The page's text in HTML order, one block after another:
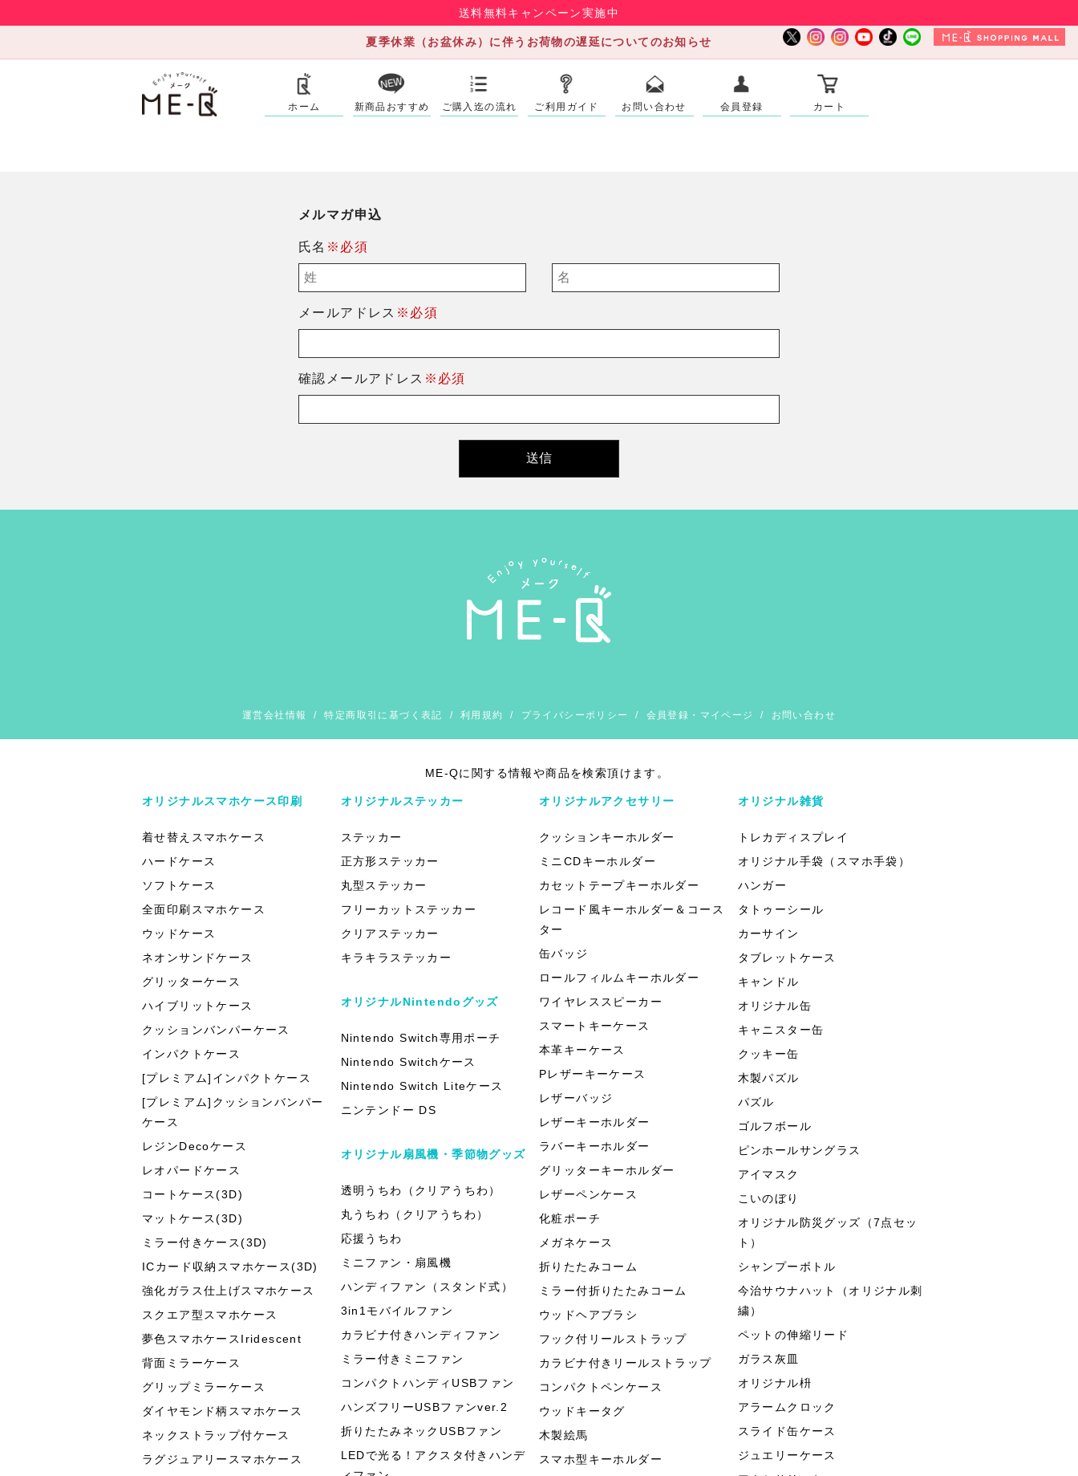
送料無料キャンペーン実施中
夏季休業（お盆休み）に伴うお荷物の遅延についてのお知らせ
ホーム 新商品おすすめ ご購入迄の流れ ご利用ガイド お問い合わせ 会員登録 カート
メルマガ申込
氏名 ※必須
メールアドレス ※必須
確認メールアドレス ※必須
運営会社情報 /特定商取引に基づく表記 / 利用規約 / プライバシーポリシー / 会員登録・マイページ / お問い合わせ
ME-Qに関する情報や商品を検索頂けます。
オリジナルスマホケース印刷
着せ替えスマホケース
ハードケース
ソフトケース
全面印刷スマホケース
ウッドケース
ネオンサンドケース
グリッターケース
ハイブリットケース
クッションバンパーケース
インパクトケース
[プレミアム]インパクトケース
[プレミアム]クッションバンパー
ケース
レジンDecoケース
レオパードケース
コートケース(3D)
マットケース(3D)
ミラー付きケース(3D)
ICカード収納スマホケース(3D)
強化ガラス仕上げスマホケース
スクエア型スマホケース
夢色スマホケースIridescent
背面ミラーケース
グリップミラーケース
ダイヤモンド柄スマホケース
ネックストラップ付ケース
ラグジュアリースマホケース
オリジナルステッカー
ステッカー
正方形ステッカー
丸型ステッカー
フリーカットステッカー
クリアステッカー
キラキラステッカー
オリジナルNintendoグッズ
Nintendo Switch専用ポーチ
Nintendo Switchケース
Nintendo Switch Liteケース
ニンテンドー DS
オリジナル扇風機・季節物グッズ
透明うちわ（クリアうちわ）
丸うちわ（クリアうちわ）
応援うちわ
ミニファン・扇風機
ハンディファン（スタンド式）
3in1モバイルファン
カラビナ付きハンディファン
ミラー付きミニファン
コンパクトハンディUSBファン
ハンズフリーUSBファンver.2
折りたたみネックUSBファン
LEDで光る！アクスタ付きハンデ
オリジナルアクセサリー
クッションキーホルダー
ミニCDキーホルダー
カセットテープキーホルダー
レコード風キーホルダー＆コース
ター
缶バッジ
ロールフィルムキーホルダー
ワイヤレススピーカー
スマートキーケース
本革キーケース
Pレザーキーケース
レザーバッジ
レザーキーホルダー
ラバーキーホルダー
グリッターキーホルダー
レザーペンケース
化粧ポーチ
メガネケース
折りたたみコーム
ミラー付折りたたみコーム
ウッドヘアブラシ
フック付リールストラップ
カラビナ付きリールストラップ
コンパクトペンケース
ウッドキータグ
木製絵馬
スマホ型キーホルダー
オリジナル雑貨
トレカディスプレイ
オリジナル手袋（スマホ手袋）
ハンガー
タトゥーシール
カーサイン
タブレットケース
キャンドル
オリジナル缶
キャニスター缶
クッキー缶
木製パズル
パズル
ゴルフボール
ピンホールサングラス
アイマスク
こいのぼり
オリジナル防災グッズ（7点セッ
ト）
シャンプーボトル
今治サウナハット（オリジナル刺
繍）
ペットの伸縮リード
ガラス灰皿
オリジナル枡
アラームクロック
スライド缶ケース
ジュエリーケース